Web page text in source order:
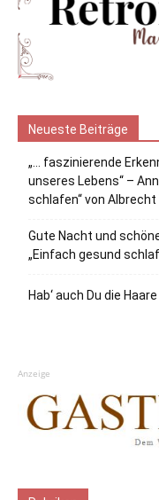
Neueste Beiträge
„… faszinierende
unseres Lebens“ –
schlafen“ von
Gute Nacht und
„Einfach gesund
Hab‘ auch Du die
Anzeige